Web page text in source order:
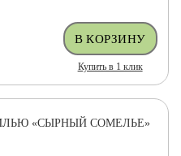
Купить в 1 клик
«СЫРНЫЙ СОМЕЛЬЕ»